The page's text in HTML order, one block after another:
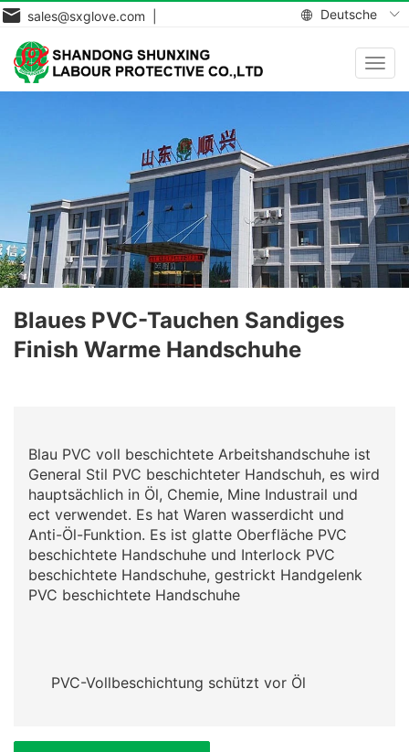
Deutsche
sales@sxglove.com |
Blaues PVC-Tauchen Sandiges
Finish Warme Handschuhe
Blau PVC voll beschichtete Arbeitshandschuhe ist
General Stil PVC beschichteter Handschuh, es wird
hauptsächlich in Öl, Chemie, Mine Industrail und
ect verwendet. Es hat Waren wasserdicht und
Anti-Öl-Funktion. Es ist glatte Oberfläche PVC
beschichtete Handschuhe und Interlock PVC
beschichtete Handschuhe, gestrickt Handgelenk
PVC beschichtete Handschuhe
PVC-Vollbeschichtung schützt vor Öl